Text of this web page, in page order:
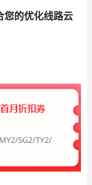
您的优化线路云